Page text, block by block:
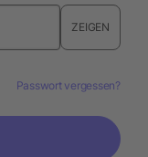
ZEIGEN
Passwort vergessen?